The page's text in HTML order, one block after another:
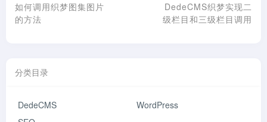
如何调用织梦图集图片
的方法
DedeCMS织梦实现二
级栏目和三级栏目调用
分类目录
DedeCMS
WordPress